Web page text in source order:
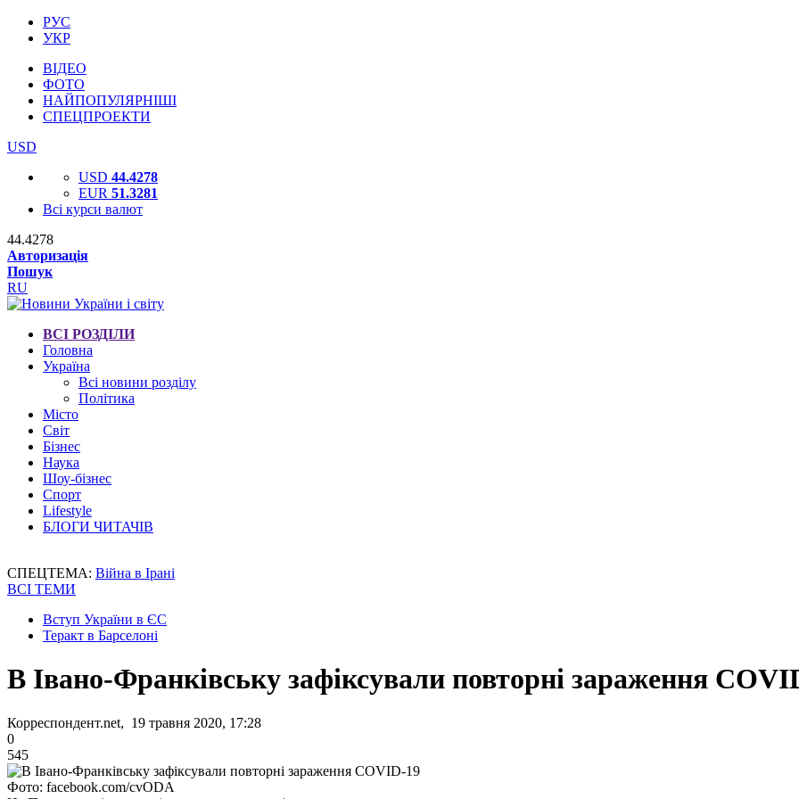
РУС
УКР
ВІДЕО
ФОТО
НАЙПОПУЛЯРНІШІ
СПЕЦПРОЕКТИ
USD
USD 44.4278
EUR 51.3281
Всі курси валют
44.4278
Авторизація
Пошук
RU
ВСІ РОЗДІЛИ
Головна
Україна
Всі новини розділу
Політика
Місто
Світ
Бізнес
Наука
Шоу-бізнес
Спорт
Lifestyle
БЛОГИ ЧИТАЧІВ
СПЕЦТЕМА: Війна в Ірані
ВСІ ТЕМИ
Вступ України в ЄС
Теракт в Барселоні
В Івано-Франківську зафіксували повторні зараження
Корреспондент.net, 19 травня 2020, 17:28
0
545
Фото: facebook.com/cvODA